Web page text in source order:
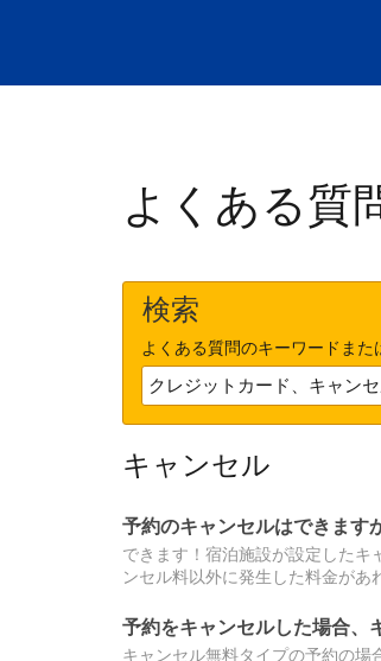
よくある質
検索
よくある質問のキーワードまた
キャンセル
予約のキャンセルはできます
できます！宿泊施設が設定したキ
ンセル料以外に発生した料金があ
予約をキャンセルした場合、
キャンセル無料タイプの予約の